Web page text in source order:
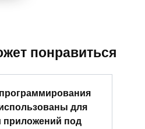
понравиться
для
приложений под